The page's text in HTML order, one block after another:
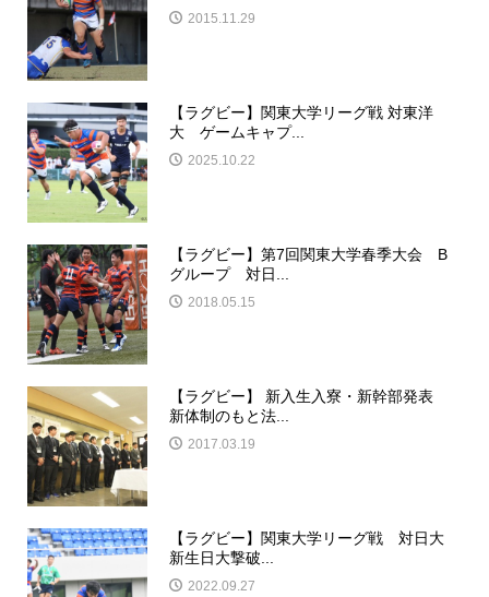
2015.11.29
【ラグビー】関東大学リーグ戦 対東洋
大 ゲームキャプ...
2025.10.22
【ラグビー】第7回関東大学春季大会 B
グループ 対日...
2018.05.15
【ラグビー】 新入生入寮・新幹部発表
新体制のもと法...
2017.03.19
【ラグビー】関東大学リーグ戦 対日大
新生日大撃破...
2022.09.27